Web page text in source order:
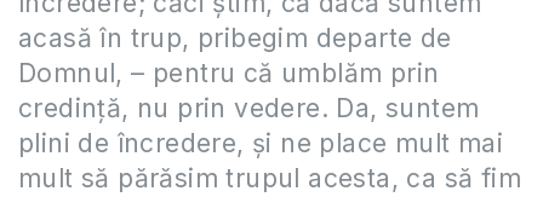
acasă în trup, pribegim departe de
Domnul, – pentru că umblăm prin
credinţă, nu prin vedere. Da, suntem
plini de încredere, şi ne place mult mai
mult să părăsim trupul acesta, ca să fim